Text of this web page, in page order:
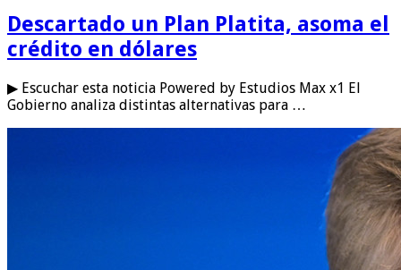
Descartado un Plan Platita, asoma el
crédito en dólares
▶ Escuchar esta noticia Powered by Estudios Max x1 El
Gobierno analiza distintas alternativas para …